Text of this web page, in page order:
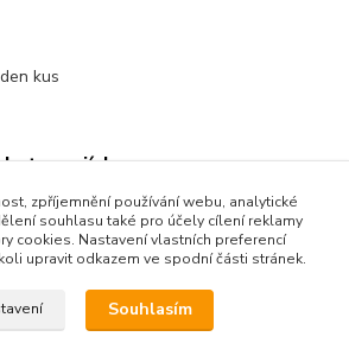
kus
kategoriích
zpříjemnění používání webu, analytické
souhlasu také pro účely cílení reklamy
cookies. Nastavení vlastních preferencí
upravit odkazem ve spodní části stránek.
Souhlasím